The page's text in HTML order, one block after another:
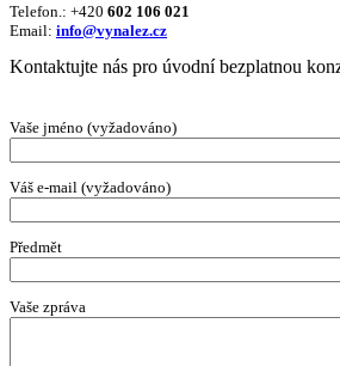
Telefon.: +420 602 106 021
Email: info@vynalez.cz
Kontaktujte nás pro úvodní bezplatnou
Vaše jméno (vyžadováno)
Váš e-mail (vyžadováno)
Předmět
Vaše zpráva